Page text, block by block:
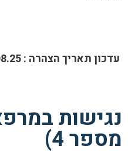
עדכון תאריך הצהרה : 04.08.25
נגישות
מספר 4)